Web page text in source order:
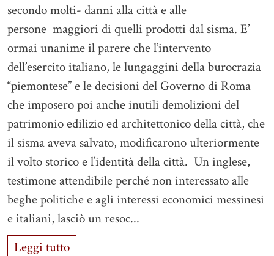
secondo molti- danni alla città e alle
persone maggiori di quelli prodotti dal sisma. E’
ormai unanime il parere che l’intervento
dell’esercito italiano, le lungaggini della burocrazia
“piemontese” e le decisioni del Governo di Roma
che imposero poi anche inutili demolizioni del
patrimonio edilizio ed architettonico della città, che
il sisma aveva salvato, modificarono ulteriormente
il volto storico e l’identità della città. Un inglese,
testimone attendibile perché non interessato alle
beghe politiche e agli interessi economici messinesi
e italiani, lasciò un resoc...
Leggi tutto